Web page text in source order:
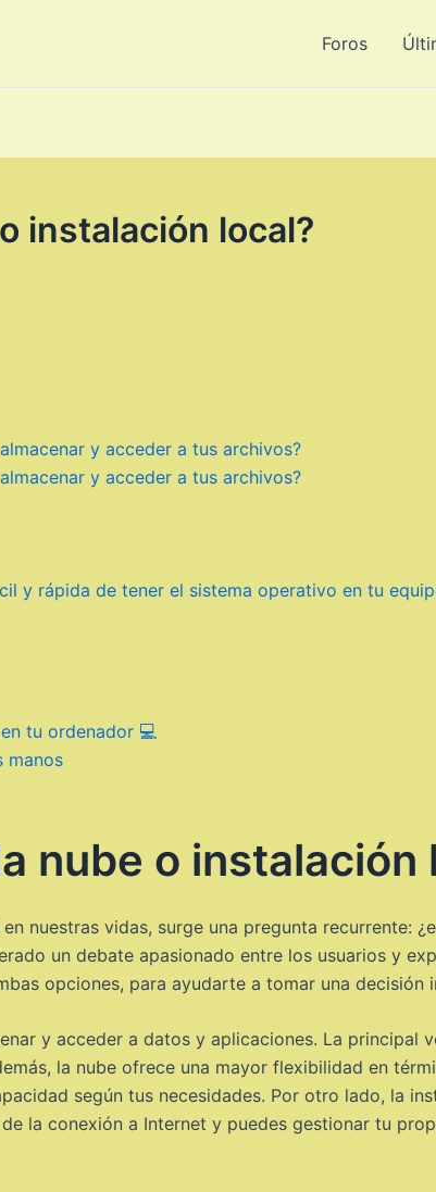
Foros
instalación local?
y acceder a tus archivos?
y acceder a tus archivos?
y rápida de tener el sistema operativo en tu
tu ordenador 💻
manos
nube o instalación
nuestras vidas, surge una pregunta recurrente:
un debate apasionado entre los usuarios y
opciones, para ayudarte a tomar una decisión
y acceder a datos y aplicaciones. La principal
la nube ofrece una mayor flexibilidad en
según tus necesidades. Por otro lado, la
la conexión a Internet y puedes gestionar tu